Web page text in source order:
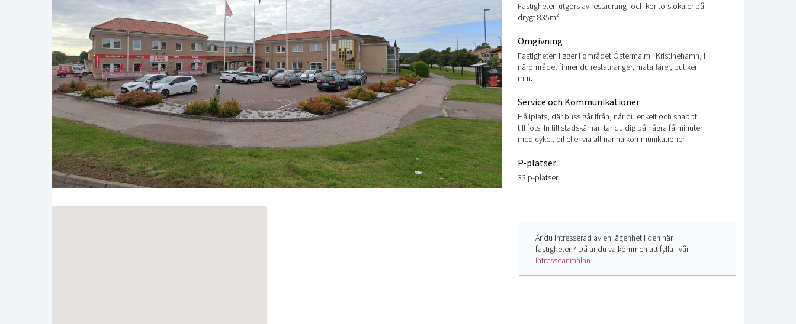
Fastigheten utgörs av restaurang- och kontorslokaler på
drygt 835m²
Omgivning
Fastigheten ligger i området Östermalm i Kristinehamn, i
närområdet finner du restauranger, mataffärer, butiker
mm.
Service och Kommunikationer
Hållplats, där buss går ifrån, når du enkelt och snabbt
till fots. In till stadskärnan tar du dig på några få minuter
med cykel, bil eller via allmänna kommunikationer.
P-platser
33 p-platser.
Är du intresserad av en lägenhet i den här
fastigheten? Då är du välkommen att fylla i vår
Intresseanmälan